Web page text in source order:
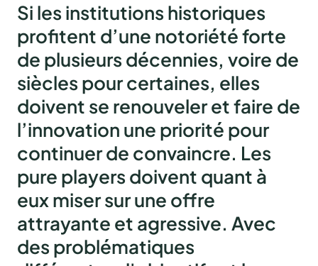
Si les institutions historiques
profitent d’une notoriété forte
de plusieurs décennies, voire de
siècles pour certaines, elles
doivent se renouveler et faire de
l’innovation une priorité pour
continuer de convaincre. Les
pure players doivent quant à
eux miser sur une offre
attrayante et agressive. Avec
des problématiques